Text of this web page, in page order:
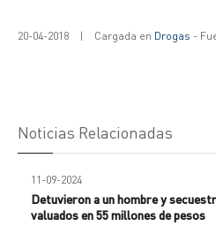
20-04-2018 | Cargada en Drogas -
Noticias Relacionadas
11-09-2024
Detuvieron a un hombre y
valuados en 55 millones de pesos